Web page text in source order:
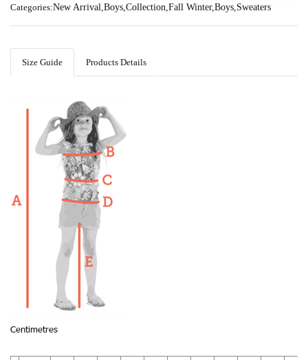
Categories:New Arrival,Boys,Collection,Fall Winter,Boys,Sweaters
Size Guide Products Details
Centimetres